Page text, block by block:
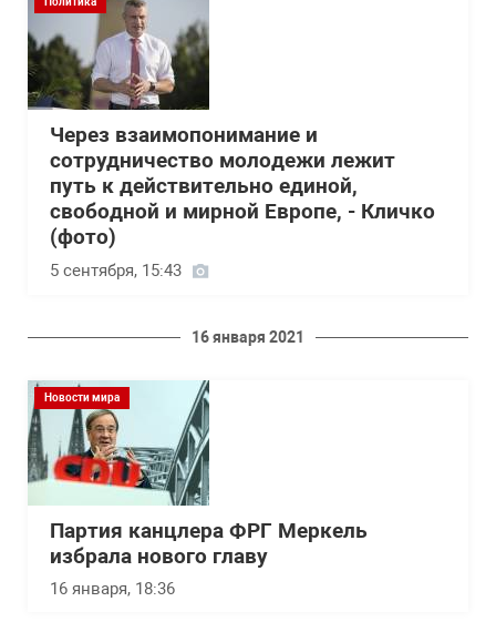
Через взаимопонимание и
сотрудничество молодежи лежит
путь к действительно единой,
свободной и мирной Европе, - Кличко
(фото)
5 сентября, 15:43
16 января 2021
Новости мира
Партия канцлера ФРГ Меркель
избрала нового главу
16 января, 18:36